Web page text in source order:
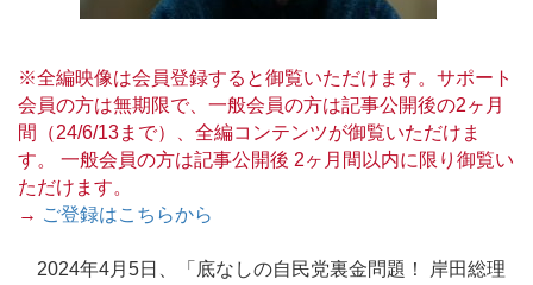
※全編映像は会員登録すると御覧いただけます。サポート
会員の方は無期限で、一般会員の方は記事公開後の2ヶ月
間（24/6/13まで）、全編コンテンツが御覧いただけま
す。 一般会員の方は記事公開後 2ヶ月間以内に限り御覧い
ただけます。
→ ご登録はこちらから
2024年4月5日、「底なしの自民党裏金問題！ 岸田総理